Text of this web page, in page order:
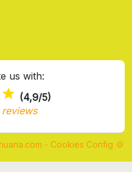
us with:
(4,9/5)
- Cookies Config 🍪